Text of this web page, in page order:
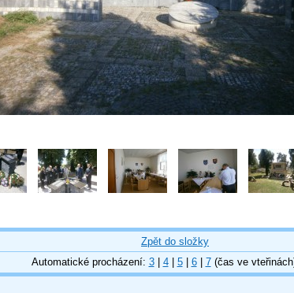
Zpět do složky
Automatické procházení: 3| 4| 5| 6| 7(čas ve